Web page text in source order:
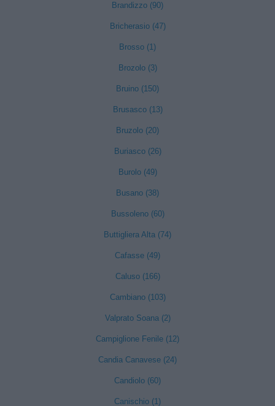
Brandizzo (90)
Bricherasio (47)
Brosso (1)
Brozolo (3)
Bruino (150)
Brusasco (13)
Bruzolo (20)
Buriasco (26)
Burolo (49)
Busano (38)
Bussoleno (60)
Buttigliera Alta (74)
Cafasse (49)
Caluso (166)
Cambiano (103)
Valprato Soana (2)
Campiglione Fenile (12)
Candia Canavese (24)
Candiolo (60)
Canischio (1)